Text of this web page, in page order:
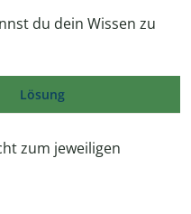
du dein Wissen zu
Lösung
zum jeweiligen